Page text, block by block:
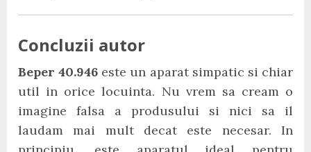
Concluzii autor
Beper 40.946 este un aparat simpatic si chiar
util in orice locuinta. Nu vrem sa cream o
imagine falsa a produsului si nici sa il
laudam mai mult decat este necesar. In